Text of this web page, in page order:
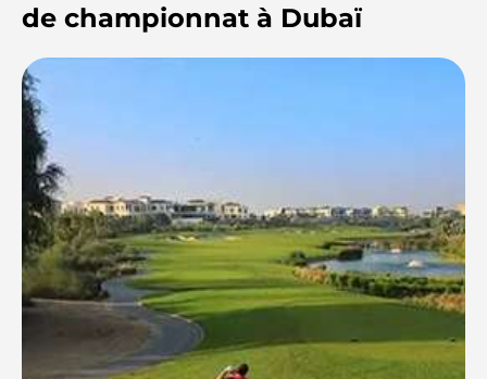
de championnat à Dubaï